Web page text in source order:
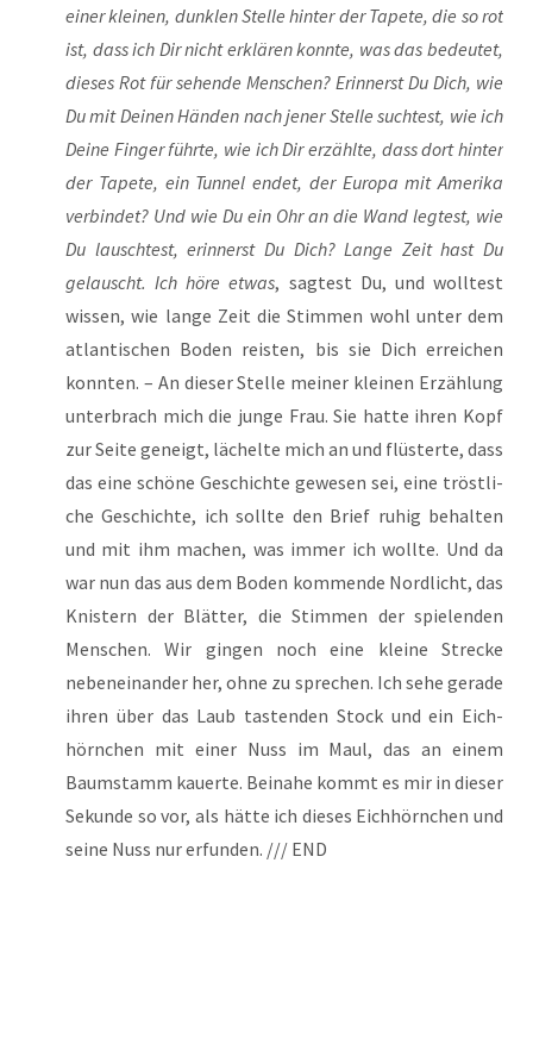
einer klei­nen, dunk­len Stel­le hin­ter der Tape­te, die so rot
ist, dass ich Dir nicht erklä­ren konn­te, was das bedeu­tet,
die­ses Rot für sehen­de Men­schen? Erin­nerst Du Dich, wie
Du mit Dei­nen Hän­den nach jener Stel­le such­test, wie ich
Dei­ne Fin­ger führ­te, wie ich Dir erzähl­te, dass dort hin­ter
der Tape­te, ein Tun­nel endet, der Euro­pa mit Ame­ri­ka
ver­bin­det? Und wie Du ein Ohr an die Wand leg­test, wie
Du lausch­test, erin­nerst Du Dich? Lan­ge Zeit hast Du
gelauscht.Ich höre etwas, sag­test Du, und woll­test
wis­sen, wie lan­ge Zeit die Stim­men wohl unter dem
atlan­ti­schen Boden reis­ten, bis sie Dich errei­chen
konn­ten. – An die­ser Stel­le mei­ner klei­nen Erzäh­lung
unter­brach mich die jun­ge Frau. Sie hat­te ihren Kopf
zur Sei­te geneigt, lächel­te mich an und flüs­ter­te, dass
das eine schö­ne Geschich­te gewe­sen sei, eine tröst­li­
che Geschich­te, ich soll­te den Brief ruhig behal­ten
und mit ihm machen, was immer ich woll­te. Und da
war nun das aus dem Boden kom­men­de Nord­licht, das
Knis­tern der Blät­ter, die Stim­men der spie­len­den
Men­schen. Wir gin­gen noch eine klei­ne Stre­cke
neben­ein­an­der her, ohne zu spre­chen. Ich sehe gera­de
ihren über das Laub tas­ten­den Stock und ein Eich­
hörn­chen mit einer Nuss im Maul, das an einem
Baum­stamm kau­er­te. Bei­na­he kommt es mir in die­ser
Sekun­de so vor, als hät­te ich die­ses Eich­hörn­chen und
sei­ne Nuss nur erfun­den. /// END